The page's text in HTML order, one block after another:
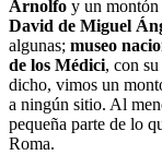
Arnolfo y un montón
David de Miguel
algunas; museo
de los Médici, con su
dicho, vimos un
a ningún sitio. Al
pequeña parte de lo
Roma.